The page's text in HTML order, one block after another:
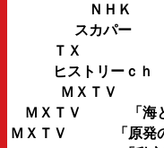
ＮＨＫ
スカパー
ＴＸ 「音楽
ヒストリーｃｈ
ＭＸＴＶ 「
ＭＸＴＶ 「海と
ＭＸＴＶ 「原発の